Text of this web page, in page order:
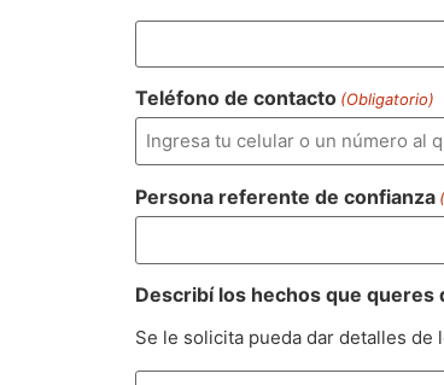
Teléfono de contacto (Obligatorio)
Persona referente de confianza
Describí los hechos que queres
Se le solicita pueda dar detalles